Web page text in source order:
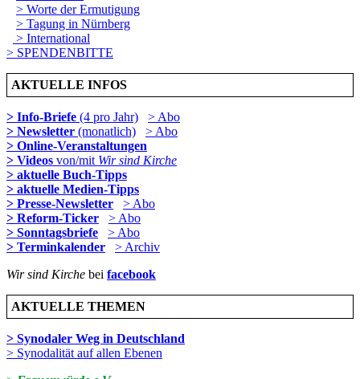
> Worte der Ermutigung
> Tagung in Nürnberg
> International
> SPENDENBITTE
AKTUELLE INFOS
> Info-Briefe (4 pro Jahr)
> Abo
> Newsletter (monatlich)
> Abo
> Online-Veranstaltungen
> Videos von/mit Wir sind Kirche
> aktuelle Buch-Tipps
> aktuelle Medien-Tipps
> Presse-Newsletter
> Abo
> Reform-Ticker
> Abo
> Sonntagsbriefe
> Abo
> Terminkalender
> Archiv
Wir sind Kirche bei facebook
AKTUELLE THEMEN
> Synodaler Weg in Deutschland
> Synodalität auf allen Ebenen